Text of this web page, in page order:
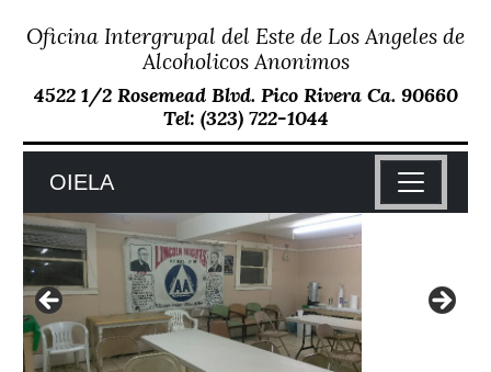
Skip
Oficina Intergrupal del Este de Los Angeles de
Alcoholicos Anonimos
4522 1/2 Rosemead Blvd. Pico Rivera Ca. 90660
Tel: (323) 722-1044
OIELA